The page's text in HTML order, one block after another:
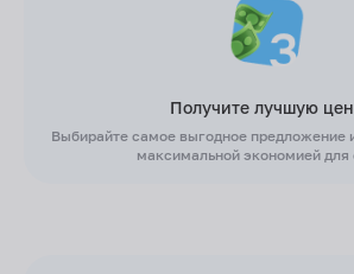
Получите лучшую
Выбирайте самое выгодное предложение
максимальной экономией для